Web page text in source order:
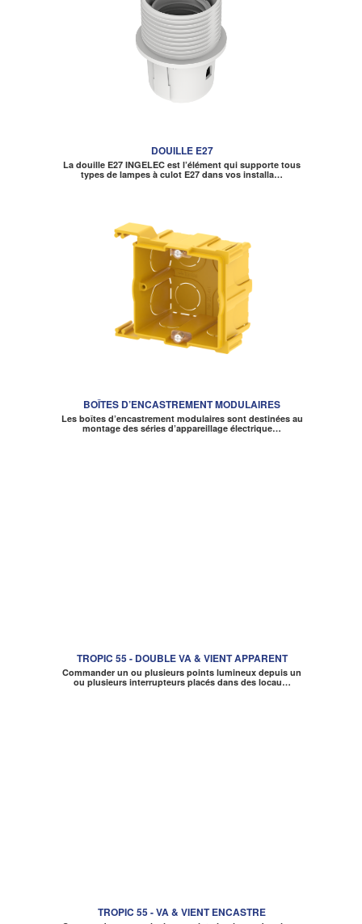
DOUILLE E27
La douille E27 INGELEC est l’élément qui supporte tous
types de lampes à culot E27 dans vos installa…
BOÎTES D’ENCASTREMENT MODULAIRES
Les boîtes d’encastrement modulaires sont destinées au
montage des séries d’appareillage électrique…
TROPIC 55 - DOUBLE VA & VIENT APPARENT
Commander un ou plusieurs points lumineux depuis un
ou plusieurs interrupteurs placés dans des locau…
TROPIC 55 - VA & VIENT ENCASTRE